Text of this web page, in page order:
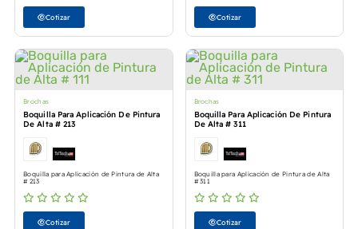
Cotizar Cotizar
Brochas
Boquilla Para Aplicación De Pintura
De Alta # 213
Boquilla para Aplicación de Pintura de Alta
# 213
Cotizar
Brochas
Boquilla Para Aplicación De Pintura
De Alta # 311
Boquilla para Aplicación de Pintura de Alta
# 311
Cotizar